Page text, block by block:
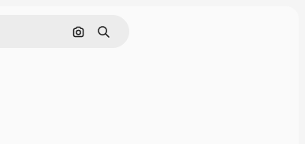
画像で検索
検索